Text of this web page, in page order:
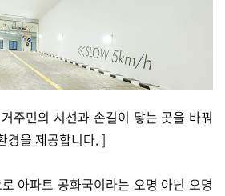
주민의 시선과 손길이 닿는 곳을 바꿔
경을 제공합니다. ]
아파트 공화국이라는 오명 아닌 오명